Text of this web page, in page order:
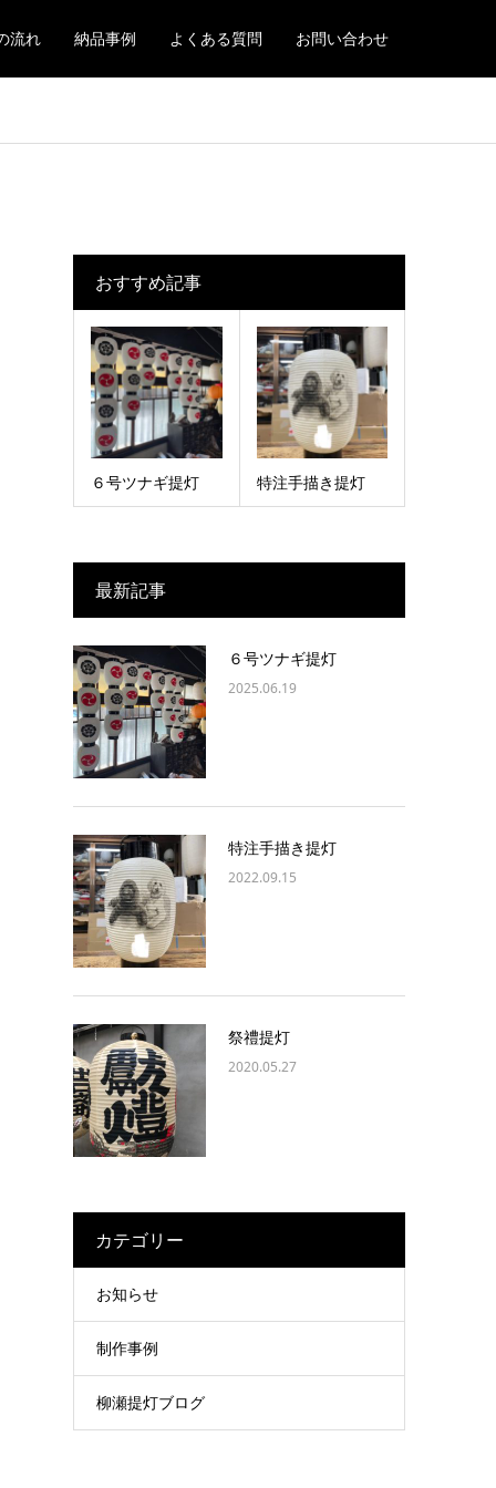
流れ 納品事例 よくある質問 お問い合わせ
おすすめ記事
６号ツナギ提灯 特注手描き提灯
最新記事
６号ツナギ提灯
2025.06.19
特注手描き提灯
2022.09.15
祭禮提灯
2020.05.27
カテゴリー
お知らせ
制作事例
柳瀬提灯ブログ